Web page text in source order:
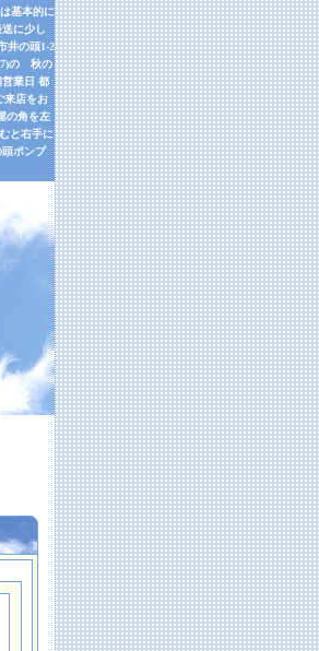
基本的に
に少し
井の頭1-2
7)の 秋の
営業日 都
来店をお
の角を左
と右手に
ポンプ